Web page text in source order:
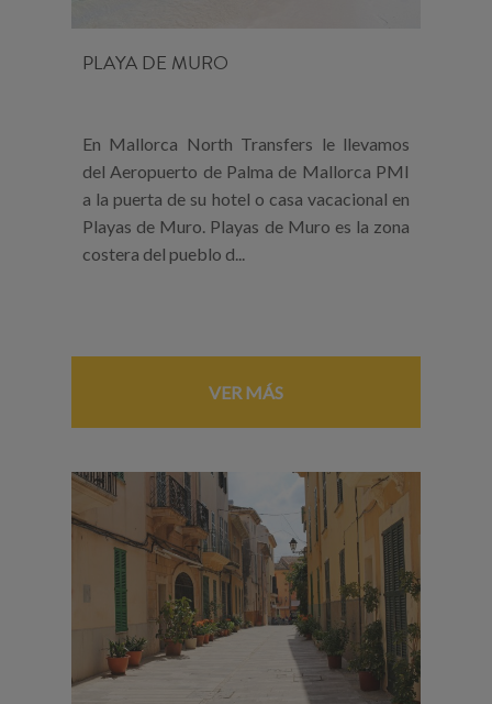
PLAYA DE MURO
En Mallorca North Transfers le llevamos
del Aeropuerto de Palma de Mallorca PMI
a la puerta de su hotel o casa vacacional en
Playas de Muro. Playas de Muro es la zona
costera del pueblo d...
VER MÁS